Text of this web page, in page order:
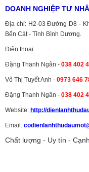
DOANH NGHIỆP TƯ
Địa chỉ: H2-03 Đường D8 -
Bến Cát - Tỉnh Bình Dương.
Điện thoại:
Đặng Thanh Ngân - 038 402
Võ Thị Tuyết Anh - 0973 646
Đặng Thanh Ngân - 038 402
Website: http://
Email:
Chất lượng - Uy tín -